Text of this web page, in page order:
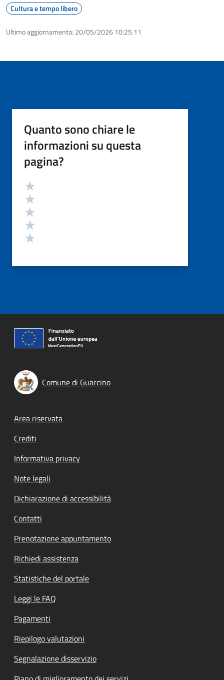
Cultura e tempo libero
Ultimo aggiornamento: 20/05/2026 10:25.11
Quanto sono chiare le
informazioni su questa
pagina?
Valutazione
Comune di Guarcino
Footer menu
Area riservata
Crediti
Informativa privacy
Note legali
Dichiarazione di accessibilità
Contatti
Prenotazione appuntamento
Richiedi assistenza
Statistiche del portale
Leggi le FAQ
Pagamenti
Riepilogo valutazioni
Segnalazione disservizio